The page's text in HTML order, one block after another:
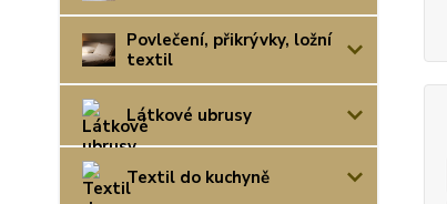
Povlečení, přikrývky, ložní
textil
Látkové ubrusy
Textil do kuchyně